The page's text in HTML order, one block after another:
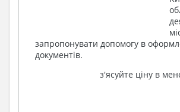
запропонувати допомогу в
документів.
з'ясуйте ціну в